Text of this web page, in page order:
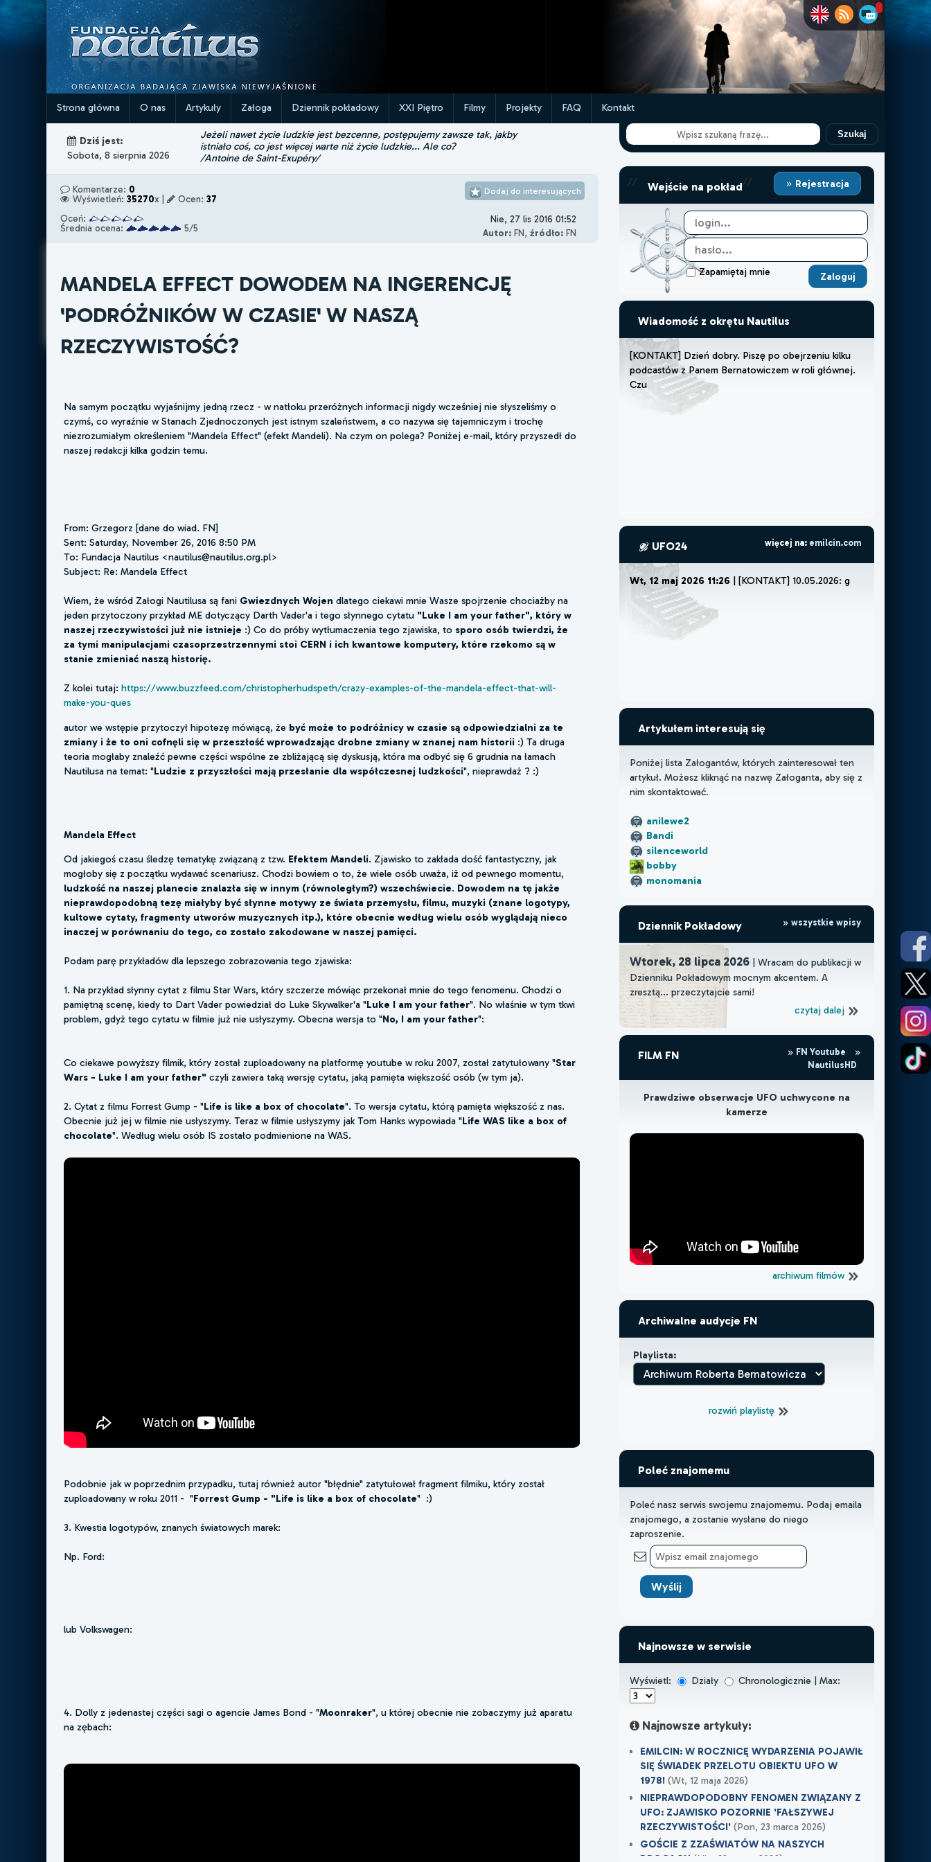
Strona główna O nas Artykuły Załoga Dziennik pokładowy XXI Piętro Filmy Projekty FAQ Kontakt
Dziś jest:
Sobota, 8 sierpnia 2026
Jeżeli nawet życie ludzkie jest bezcenne, postępujemy zawsze tak, jakby
istniało coś, co jest więcej warte niż życie ludzkie... Ale co?
/Antoine de Saint-Exupéry/
Komentarze: 0
Wyświetleń:35270x | Ocen:37
Oceń:
Średnia ocena:
5/5
Dodaj do interesujących
Nie, 27 lis 2016 01:52
Autor:FN, źródło:FN
MANDELA EFFECT DOWODEM NA INGERENCJĘ
'PODRÓŻNIKÓW W CZASIE' W NASZĄ
RZECZYWISTOŚĆ?
Na samym początku wyjaśnijmy jedną rzecz - w natłoku przeróżnych informacji nigdy wcześniej nie słyszeliśmy o
czymś, co wyraźnie w Stanach Zjednoczonych jest istnym szaleństwem, a co nazywa się tajemniczym i trochę
niezrozumiałym określeniem "Mandela Effect" (efekt Mandeli). Na czym on polega? Poniżej e-mail, który przyszedł do
naszej redakcji kilka godzin temu.
From: Grzegorz [dane do wiad. FN]
Sent: Saturday, November 26, 2016 8:50 PM
To: Fundacja Nautilus <nautilus@nautilus.org.pl>
Subject: Re: Mandela Effect
Wiem, że wśród Załogi Nautilusa są fani Gwiezdnych Wojen dlatego ciekawi mnie Wasze spojrzenie chociażby na
jeden przytoczony przykład ME dotyczący Darth Vader'a i tego słynnego cytatu "Luke I am your father", który w
naszej rzeczywistości już nie istnieje :) Co do próby wytłumaczenia tego zjawiska, to sporo osób twierdzi, że
za tymi manipulacjami czasoprzestrzennymi stoi CERN i ich kwantowe komputery, które rzekomo są w
stanie zmieniać naszą historię.
Z kolei tutaj:https://www.buzzfeed.com/christopherhudspeth/crazy-examples-of-the-mandela-effect-that-will-
make-you-ques
autor we wstępie przytoczył hipotezę mówiącą, że być może to podróżnicy w czasie są odpowiedzialni za te
zmiany i że to oni cofnęli się w przeszłość wprowadzając drobne zmiany w znanej nam historii :) Ta druga
teoria mogłaby znaleźć pewne części wspólne ze zbliżającą się dyskusją, która ma odbyć się 6 grudnia na łamach
Nautilusa na temat: "Ludzie z przyszłości mają przesłanie dla współczesnej ludzkości", nieprawdaż ? :)
Mandela Effect
Od jakiegoś czasu śledzę tematykę związaną z tzw. Efektem Mandeli. Zjawisko to zakłada dość fantastyczny, jak
mogłoby się z początku wydawać scenariusz. Chodzi bowiem o to, że wiele osób uważa, iż od pewnego momentu,
ludzkość na naszej planecie znalazła się w innym (równoległym?) wszechświecie. Dowodem na tę jakże
nieprawdopodobną tezę miałyby być słynne motywy ze świata przemysłu, filmu, muzyki (znane logotypy,
kultowe cytaty, fragmenty utworów muzycznych itp.), które obecnie według wielu osób wyglądają nieco
inaczej w porównaniu do tego, co zostało zakodowane w naszej pamięci.
Podam parę przykładów dla lepszego zobrazowania tego zjawiska:
1. Na przykład słynny cytat z filmu Star Wars, który szczerze mówiąc przekonał mnie do tego fenomenu. Chodzi o
pamiętną scenę, kiedy to Dart Vader powiedział do Luke Skywalker'a "Luke I am your father". No właśnie w tym tkwi
problem, gdyż tego cytatu w filmie już nie usłyszymy. Obecna wersja to "No, I am your father":
Co ciekawe powyższy filmik, który został zuploadowany na platformę youtube w roku 2007, został zatytułowany "Star
Wars - Luke I am your father" czyli zawiera taką wersję cytatu, jaką pamięta większość osób (w tym ja).
2. Cytat z filmu Forrest Gump - "Life is like a box of chocolate". To wersja cytatu, którą pamięta większość z nas.
Obecnie już jej w filmie nie usłyszymy. Teraz w filmie usłyszymy jak Tom Hanks wypowiada "Life WAS like a box of
chocolate". Według wielu osób IS zostało podmienione na WAS.
Podobnie jak w poprzednim przypadku, tutaj również autor "błędnie" zatytułował fragment filmiku, który został
zuploadowany w roku 2011 - "Forrest Gump - "Life is like a box of chocolate" :)
3. Kwestia logotypów, znanych światowych marek:
Np. Ford:
lub Volkswagen:
4. Dolly z jedenastej części sagi o agencie James Bond - "Moonraker", u której obecnie nie zobaczymy już aparatu
na zębach:
Szukaj
// Wejście na pokład// Rejestracja
Zapamiętaj mnie
Wiadomość z okrętu Nautilus
[KONTAKT] Dzień dobry. Piszę po obejrzeniu kilku
podcastów z Panem Bernatowiczem w roli głównej.
Czuj ę, że muszę lub
UFO24 więcej na: emilcin.com
Wt, 12 maj 2026 11:26 | [KONTAKT] 10.05.2026:
godz ok 22:30.
Artykułem interesują się
Poniżej lista Załogantów, których zainteresował ten
artykuł. Możesz kliknąć na nazwę Załoganta, aby się z
nim skontaktować.
anilewe2
Bandi
silenceworld
bobby
monomania
Dziennik Pokładowy wszystkie wpisy
Wtorek, 28 lipca 2026| Wracam do publikacji w
Dzienniku Pokładowym mocnym akcentem. A
zresztą... przeczytajcie sami!
czytaj dalej
FILM FN
FN Youtube
NautilusHD
Prawdziwe obserwacje UFO uchwycone na
kamerze
archiwum filmów
Archiwalne audycje FN
Playlista:
rozwiń playlistę
Poleć znajomemu
Poleć nasz serwis swojemu znajomemu. Podaj emaila
znajomego, a zostanie wysłane do niego
zaproszenie.
Najnowsze w serwisie
Wyświetl: Działy Chronologicznie | Max:
Najnowsze artykuły:
EMILCIN: W ROCZNICĘ WYDARZENIA POJAWIŁ
SIĘ ŚWIADEK PRZELOTU OBIEKTU UFO W
1978!(Wt, 12 maja 2026)
NIEPRAWDOPODOBNY FENOMEN ZWIĄZANY Z
UFO: ZJAWISKO POZORNIE 'FAŁSZYWEJ
RZECZYWISTOŚCI'(Pon, 23 marca 2026)
GOŚCIE Z ZZAŚWIATÓW NA NASZYCH
DROGACH (Nie, 22 marca 2026)